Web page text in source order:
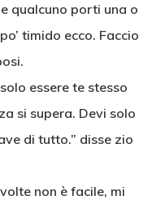
qualcuno porti una o
timido ecco. Faccio
essere te stesso
si supera. Devi solo
di tutto.” disse zio
non è facile, mi